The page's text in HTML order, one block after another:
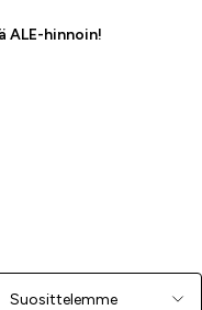
ALE-hinnoin!
Järjestä